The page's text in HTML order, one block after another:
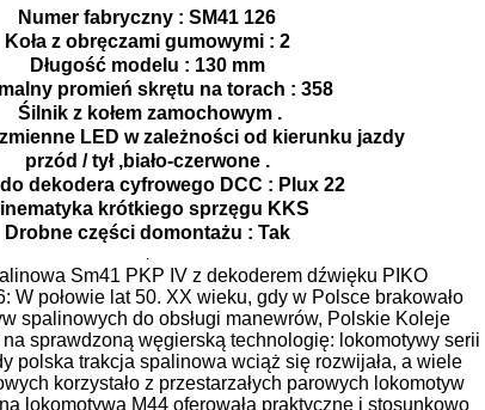
Numer fabryczny : SM41 126
Koła z obręczami gumowymi : 2
Długość modelu : 130 mm
promień skrętu na torach : 358
Śilnik z kołem zamochowym .
LED w zależności od kierunku jazdy
przód / tył ,biało-czerwone .
dekodera cyfrowego DCC : Plux 22
krótkiego sprzęgu KKS
Drobne części domontażu : Tak
.
Sm41 PKP IV z dekoderem dźwięku PIKO
W połowie lat 50. XX wieku, gdy w Polsce brakowało
spalinowych do obsługi manewrów, Polskie Koleje
na sprawdzoną węgierską technologię: lokomotywy serii
polska trakcja spalinowa wciąż się rozwijała, a wiele
korzystało z przestarzałych parowych lokomotyw
lokomotywa M44 oferowała praktyczne i stosunkowo